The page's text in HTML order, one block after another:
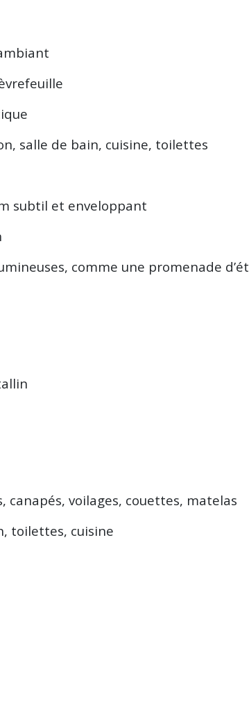
salle de bain, cuisine, toilettes
subtil et enveloppant
comme une promenade
voilages, couettes, matelas
toilettes, cuisine